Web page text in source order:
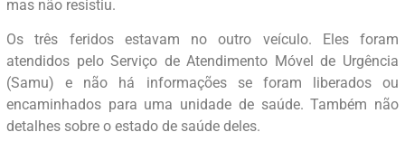
mas não resistiu.
Os três feridos estavam no outro veículo. Eles foram
atendidos pelo Serviço de Atendimento Móvel de Urgência
(Samu) e não há informações se foram liberados ou
encaminhados para uma unidade de saúde. Também não
detalhes sobre o estado de saúde deles.